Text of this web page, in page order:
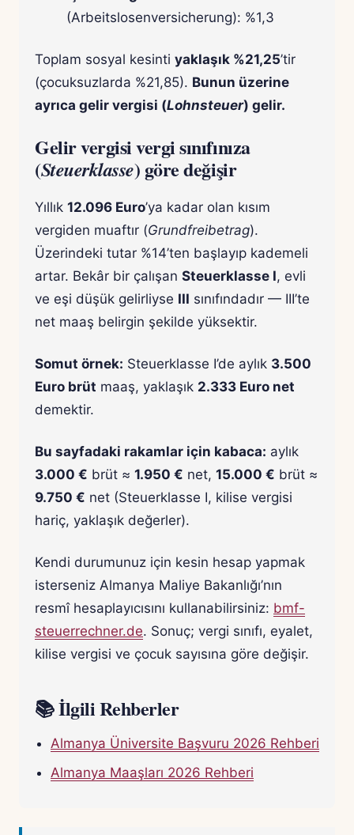
(Arbeitslosenversicherung): %1,3
Toplam sosyal kesinti yaklaşık %21,25’tir
(çocuksuzlarda %21,85). Bunun üzerine
ayrıca gelir vergisi (Lohnsteuer) gelir.
Gelir vergisi vergi sınıfınıza
(Steuerklasse) göre değişir
Yıllık 12.096 Euro’ya kadar olan kısım
vergiden muaftır (Grundfreibetrag).
Üzerindeki tutar %14’ten başlayıp kademeli
artar. Bekâr bir çalışan Steuerklasse I, evli
ve eşi düşük gelirliyse III sınıfındadır — III’te
net maaş belirgin şekilde yüksektir.
Somut örnek: Steuerklasse I’de aylık 3.500
Euro brüt maaş, yaklaşık 2.333 Euro net
demektir.
Bu sayfadaki rakamlar için kabaca: aylık
3.000 € brüt ≈ 1.950 € net, 15.000 € brüt ≈
9.750 € net (Steuerklasse I, kilise vergisi
hariç, yaklaşık değerler).
Kendi durumunuz için kesin hesap yapmak
isterseniz Almanya Maliye Bakanlığı’nın
resmî hesaplayıcısını kullanabilirsiniz: bmf-
steuerrechner.de. Sonuç; vergi sınıfı, eyalet,
kilise vergisi ve çocuk sayısına göre değişir.
📚 İlgili Rehberler
Almanya Üniversite Başvuru 2026 Rehberi
Almanya Maaşları 2026 Rehberi